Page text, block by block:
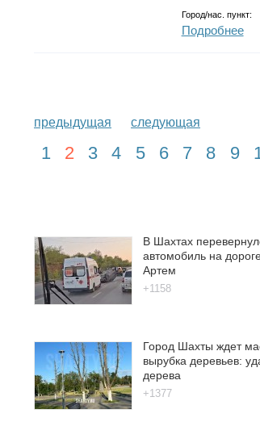
Город/нас. пункт:
Подробнее
предыдущая следующая
1 2 3 4 5 6 7 8 9
В Шахтах
автомобиль на
Артем
+1158
Город Шахты ждет
вырубка деревьев:
дерева
+1377